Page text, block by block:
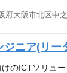
害対応の指揮
心としたマネ
薬企業を中心
る会社です。
府大阪市北区中
ニア(リ
のICTソリュ